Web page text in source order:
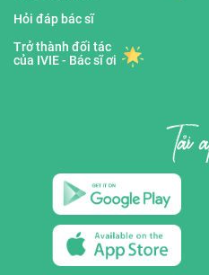
Hỏi đáp bác sĩ
Trở thành đối tác
của IVIE - Bác sĩ ơi